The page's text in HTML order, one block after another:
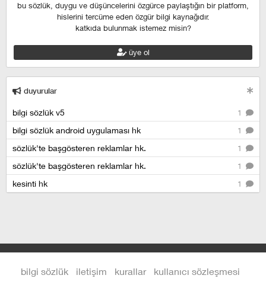
bu sözlük, duygu ve düşüncelerini özgürce paylaştığın bir platform,
hislerini tercüme eden özgür bilgi kaynağıdır.
katkıda bulunmak istemez misin?
üye ol
duyurular
1
bilgi sözlük v5
1
bilgi sözlük android uygulaması hk
1
sözlük'te başgösteren reklamlar hk.
1
sözlük'te başgösteren reklamlar hk.
1
kesinti hk
bilgi sözlük iletişim kurallar kullanıcı sözleşmesi